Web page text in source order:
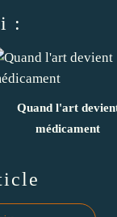
:
Quand l'art
médicament